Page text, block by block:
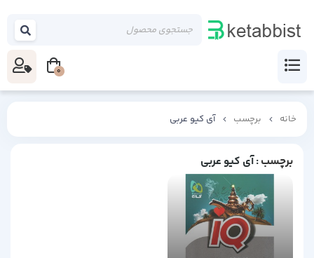
خانه برچسب آی کیو عربی
برچسب: آی کیو عربی
0